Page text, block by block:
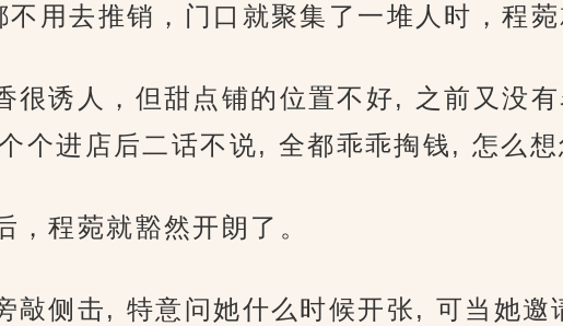
用去推销，门口就聚集了一堆人时，程菀
诱人，但甜点铺的位置不好, 之前又没
个进店后二话不说, 全都乖乖掏钱, 怎么想
程菀就豁然开朗了。
侧击, 特意问她什么时候开张, 可当她邀